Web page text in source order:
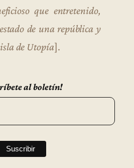
que entretenido,
de una república y
de Utopía].
al boletín!